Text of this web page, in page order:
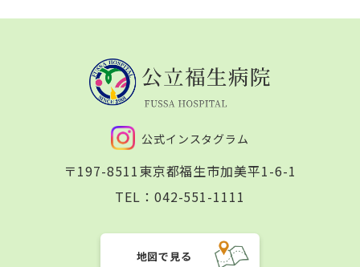
公式インスタグラム
〒197-8511東京都福生市加美平1-6-1
TEL： 042-551-1111
地図で見る